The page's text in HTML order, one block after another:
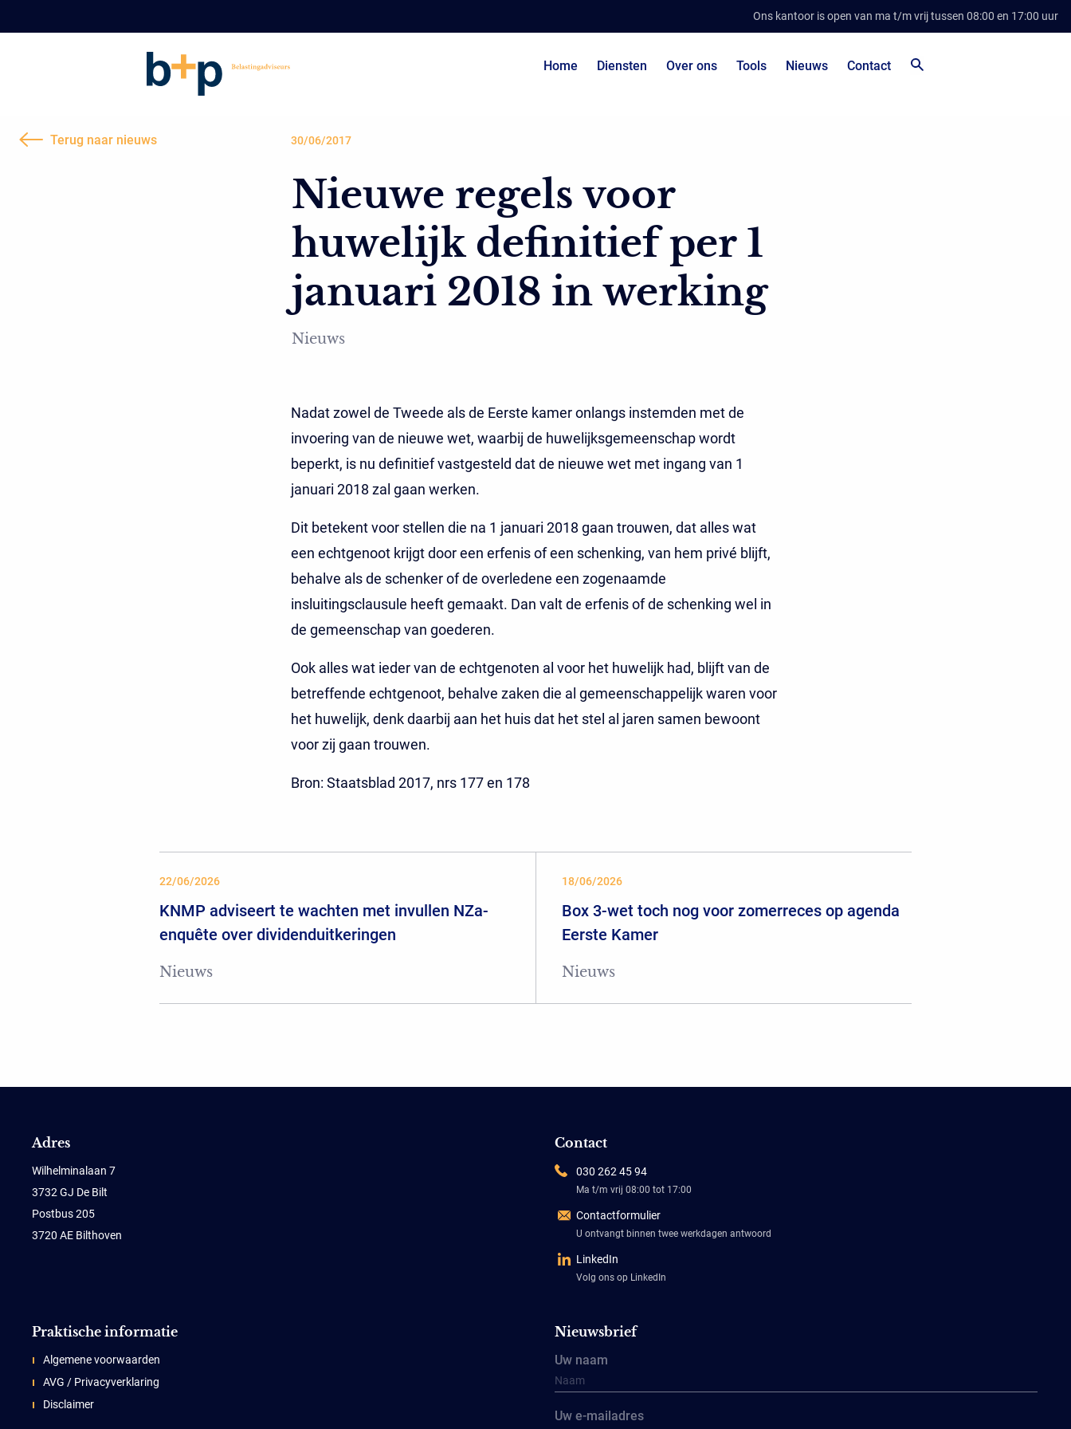
Ons kantoor is open van ma t/m vrij tussen 08:00 en 17:00 uur
Home Diensten Over ons Tools Nieuws Contact
Terug naar nieuws 30/06/2017
Nieuwe regels voor
huwelijk definitief per 1
januari 2018 in werking
Nieuws
Nadat zowel de Tweede als de Eerste kamer onlangs instemden met de
invoering van de nieuwe wet, waarbij de huwelijksgemeenschap wordt
beperkt, is nu definitief vastgesteld dat de nieuwe wet met ingang van 1
januari 2018 zal gaan werken.
Dit betekent voor stellen die na 1 januari 2018 gaan trouwen, dat alles wat
een echtgenoot krijgt door een erfenis of een schenking, van hem privé blijft,
behalve als de schenker of de overledene een zogenaamde
insluitingsclausule heeft gemaakt. Dan valt de erfenis of de schenking wel in
de gemeenschap van goederen.
Ook alles wat ieder van de echtgenoten al voor het huwelijk had, blijft van de
betreffende echtgenoot, behalve zaken die al gemeenschappelijk waren voor
het huwelijk, denk daarbij aan het huis dat het stel al jaren samen bewoont
voor zij gaan trouwen.
Bron: Staatsblad 2017, nrs 177 en 178
22/06/2026
KNMP adviseert te wachten met invullen NZa-
enquête over dividenduitkeringen
Nieuws
18/06/2026
Box 3-wet toch nog voor zomerreces op agenda
Eerste Kamer
Nieuws
Adres
Wilhelminalaan 7
3732 GJ De Bilt
Postbus 205
3720 AE Bilthoven
Contact
030 262 45 94
Ma t/m vrij 08:00 tot 17:00
Contactformulier
U ontvangt binnen twee werkdagen antwoord
LinkedIn
Volg ons op LinkedIn
Praktische informatie
Algemene voorwaarden
AVG / Privacyverklaring
Disclaimer
Nieuwsbrief
Uw naam
Uw e-mailadres